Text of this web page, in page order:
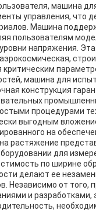
машина
управления, что
Машина
пользователям
напряжения.
машина для
конструкция
процедурами
выгодным
на
растяжение
для
по ширине
делают ее
Независимо от того,
и